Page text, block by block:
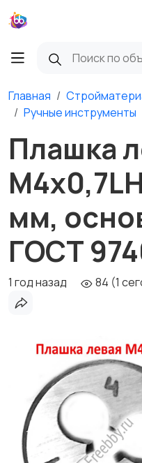
Главная
Ручные инструменты
Плашка
мм,
ГОСТ
1 год назад 84 (1